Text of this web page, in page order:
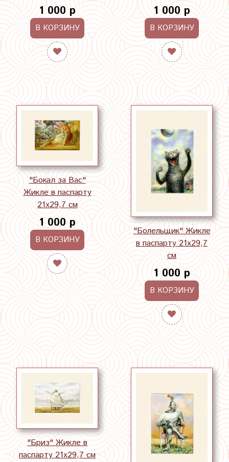
1 000 р
В КОРЗИНУ
1 000 р
В КОРЗИНУ
"Бокал за Вас"
Жикле в паспарту
21х29,7 см
1 000 р
В КОРЗИНУ
"Болельщик" Жикле
в паспарту 21х29,7
см
1 000 р
В КОРЗИНУ
"Бриз" Жикле в
паспарту 21х29,7 см